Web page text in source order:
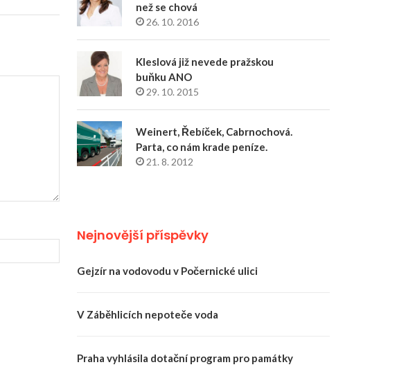
než se chová
26. 10. 2016
Kleslová již nevede pražskou
buňku ANO
29. 10. 2015
Weinert, Řebíček, Cabrnochová.
Parta, co nám krade peníze.
21. 8. 2012
Nejnovější příspěvky
Gejzír na vodovodu v Počernické ulici
V Záběhlicích nepoteče voda
Praha vyhlásila dotační program pro památky